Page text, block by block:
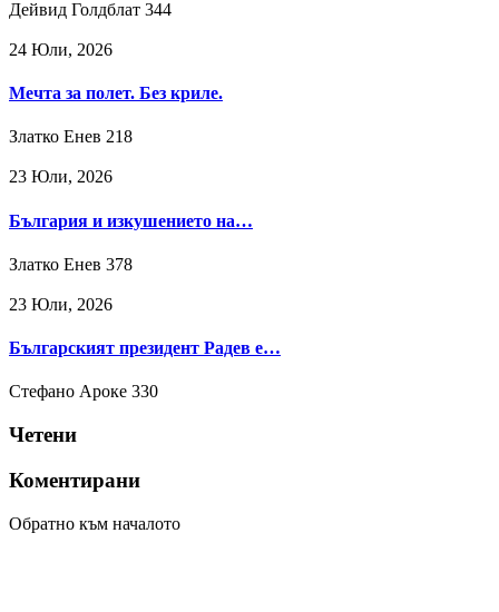
Дейвид Голдблат 344
24 Юли, 2026
Мечта за полет. Без криле.
Златко Енев 218
23 Юли, 2026
България и изкушението на…
Златко Енев 378
23 Юли, 2026
Българският президент Радев е…
Стефано Ароке 330
Четени
Коментирани
Обратно към началото